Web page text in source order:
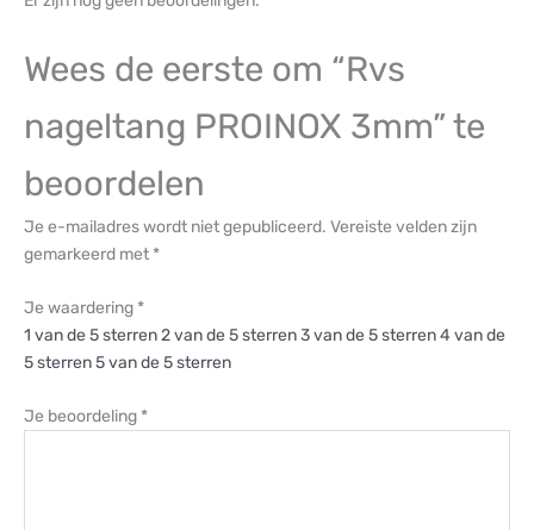
Wees de eerste om “Rvs
nageltang PROINOX 3mm” te
beoordelen
Je e-mailadres wordt niet gepubliceerd. Vereiste velden zijn
gemarkeerd met *
Je waardering *
1 van de 5 sterren2 van de 5 sterren3 van de 5 sterren4 van de
5 sterren5 van de 5 sterren
Je beoordeling *